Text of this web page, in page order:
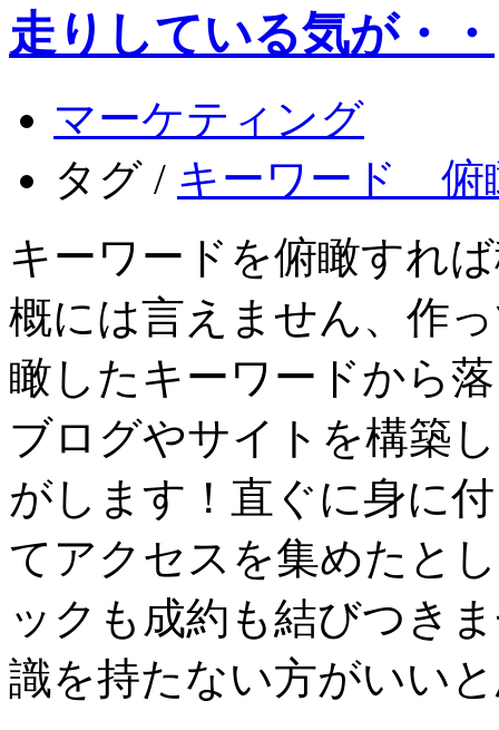
走りしている気が・・
マーケティング
タグ / キーワード 俯
キーワードを俯瞰すれ
概には言えません、作
瞰したキーワードから
ブログやサイトを構築
がします！直ぐに身に
てアクセスを集めたと
ックも成約も結びつき
識を持たない方がいい